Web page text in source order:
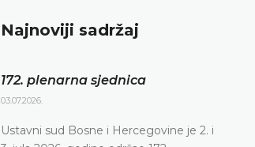
Najnoviji sadržaj
172. plenarna sjednica
03.07.2026.
Ustavni sud Bosne i Hercegovine je 2. i